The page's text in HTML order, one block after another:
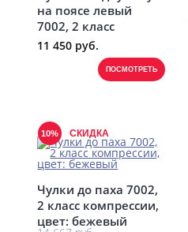
на поясе левый
7002, 2 класс
компрессии, цвет:
11 450 руб.
ПОСМОТРЕТЬ
10% СКИДКА
Чулки до паха 7002,
2 класс компрессии,
цвет: бежевый